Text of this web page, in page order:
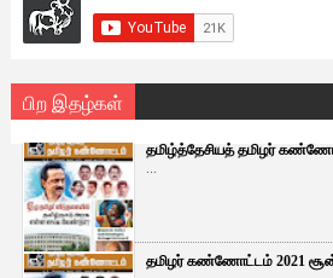
பிற இதழ்கள்
தமிழ்த்தேசியத் தமிழர்
...
தமிழர் கண்ணோட்டம் 2021